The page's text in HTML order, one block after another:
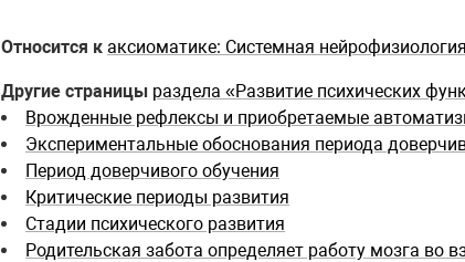
Относится к аксиоматике: Системная нейрофизиология
Другие страницы раздела «Развитие психических
Врожденные рефлексы и приобретаемые
Экспериментальные обоснования периода
Период доверчивого обучения
Критические периоды развития
Стадии психического развития
Родительская забота определяет работу мозга во